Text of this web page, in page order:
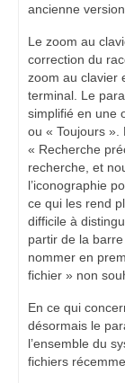
ancienne
Le zoom au
correction du
zoom au clavier
terminal. Le
simplifié en une
ou « Toujours ».
« Recherche
recherche, et
l’iconographie
ce qui les rend
difficile à
partir de la
nommer en
fichier » non
En ce qui
désormais le
l’ensemble du
fichiers